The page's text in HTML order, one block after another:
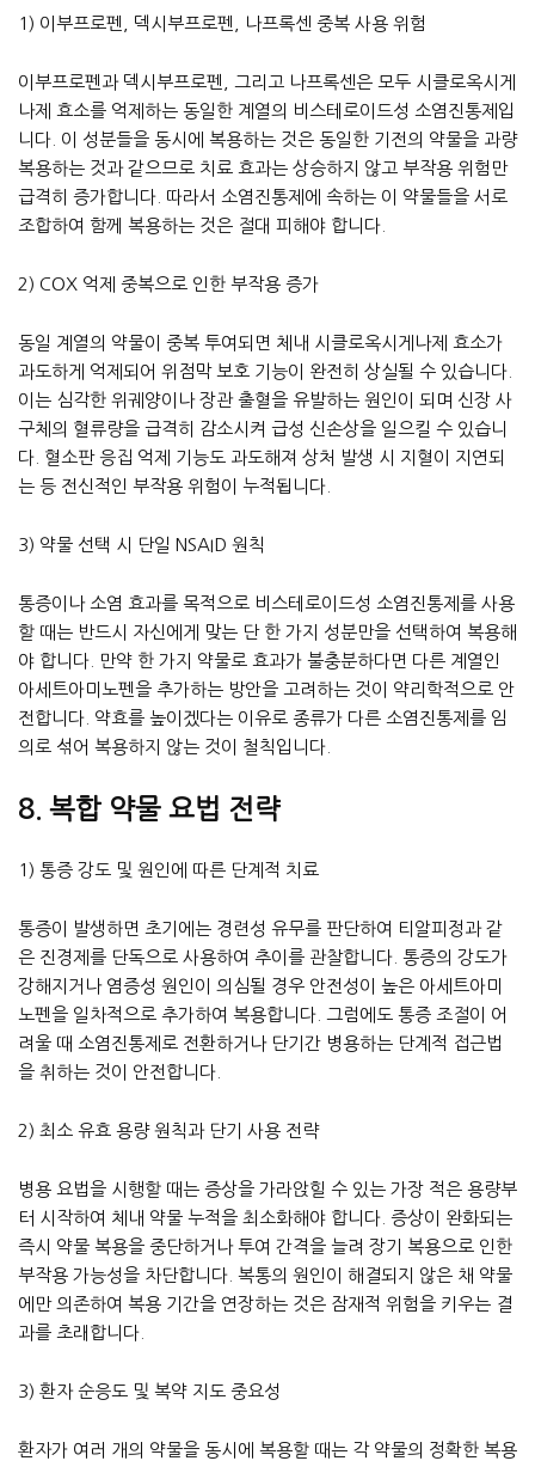
1) 이부프로펜, 덱시부프로펜, 나프록센 중복 사용 위험
이부프로펜과 덱시부프로펜, 그리고 나프록센은 모두 시클로옥시게
나제 효소를 억제하는 동일한 계열의 비스테로이드성 소염진통제입
니다. 이 성분들을 동시에 복용하는 것은 동일한 기전의 약물을 과량
복용하는 것과 같으므로 치료 효과는 상승하지 않고 부작용 위험만
급격히 증가합니다. 따라서 소염진통제에 속하는 이 약물들을 서로
조합하여 함께 복용하는 것은 절대 피해야 합니다.
2) COX 억제 중복으로 인한 부작용 증가
동일 계열의 약물이 중복 투여되면 체내 시클로옥시게나제 효소가
과도하게 억제되어 위점막 보호 기능이 완전히 상실될 수 있습니다.
이는 심각한 위궤양이나 장관 출혈을 유발하는 원인이 되며 신장 사
구체의 혈류량을 급격히 감소시켜 급성 신손상을 일으킬 수 있습니
다. 혈소판 응집 억제 기능도 과도해져 상처 발생 시 지혈이 지연되
는 등 전신적인 부작용 위험이 누적됩니다.
3) 약물 선택 시 단일 NSAID 원칙
통증이나 소염 효과를 목적으로 비스테로이드성 소염진통제를 사용
할 때는 반드시 자신에게 맞는 단 한 가지 성분만을 선택하여 복용해
야 합니다. 만약 한 가지 약물로 효과가 불충분하다면 다른 계열인
아세트아미노펜을 추가하는 방안을 고려하는 것이 약리학적으로 안
전합니다. 약효를 높이겠다는 이유로 종류가 다른 소염진통제를 임
의로 섞어 복용하지 않는 것이 철칙입니다.
8. 복합 약물 요법 전략
1) 통증 강도 및 원인에 따른 단계적 치료
통증이 발생하면 초기에는 경련성 유무를 판단하여 티알피정과 같
은 진경제를 단독으로 사용하여 추이를 관찰합니다. 통증의 강도가
강해지거나 염증성 원인이 의심될 경우 안전성이 높은 아세트아미
노펜을 일차적으로 추가하여 복용합니다. 그럼에도 통증 조절이 어
려울 때 소염진통제로 전환하거나 단기간 병용하는 단계적 접근법
을 취하는 것이 안전합니다.
2) 최소 유효 용량 원칙과 단기 사용 전략
병용 요법을 시행할 때는 증상을 가라앉힐 수 있는 가장 적은 용량부
터 시작하여 체내 약물 누적을 최소화해야 합니다. 증상이 완화되는
즉시 약물 복용을 중단하거나 투여 간격을 늘려 장기 복용으로 인한
부작용 가능성을 차단합니다. 복통의 원인이 해결되지 않은 채 약물
에만 의존하여 복용 기간을 연장하는 것은 잠재적 위험을 키우는 결
과를 초래합니다.
3) 환자 순응도 및 복약 지도 중요성
환자가 여러 개의 약물을 동시에 복용할 때는 각 약물의 정확한 복용